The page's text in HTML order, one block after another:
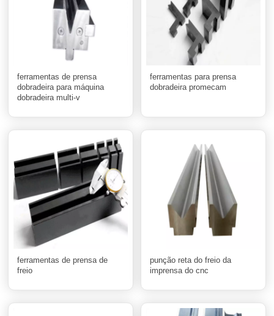
ferramentas de prensa
dobradeira para máquina
dobradeira multi-v
ferramentas para prensa
dobradeira promecam
ferramentas de prensa de
freio
punção reta do freio da
imprensa do cnc